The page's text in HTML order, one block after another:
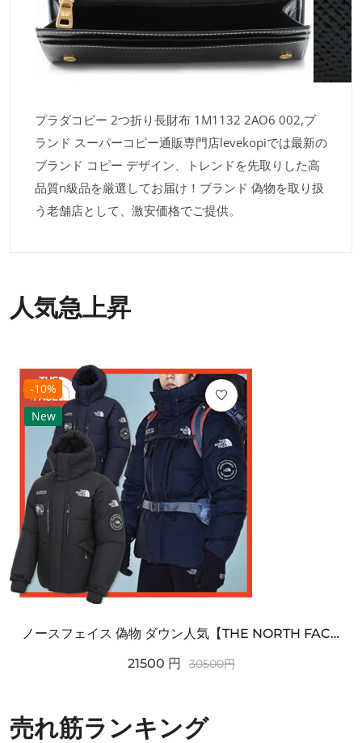
プラダコピー 2つ折り長財布 1M1132 2AO6 002,ブ
ランド スーパーコピー通販専門店levekopiでは最新の
ブランド コピー デザイン、トレンドを先取りした高
品質n級品を厳選してお届け！ブランド 偽物を取り扱
う老舗店として、激安価格でご提供。
人気急上昇
-10%
New
ノースフェイス 偽物 ダウン人気【THE NORTH FACE】M'S 7 SUMMIT HIM...
21500 円 30500円
売れ筋ランキング